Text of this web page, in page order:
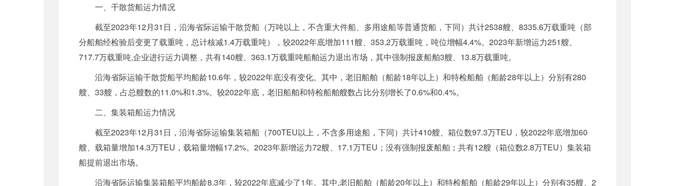
一、干散货船运力情况
截至2023年12月31日，沿海省际运输干散货船（万吨以上，不含重大件船、多用途船等普通货船，下同）共计2538艘、8335.6万载重吨（部
分船舶经检验后变更了载重吨，总计核减1.4万载重吨），较2022年底增加111艘、353.2万载重吨，吨位增幅4.4%。2023年新增运力251艘、
717.7万载重吨,企业进行运力调整，共有140艘、363.1万载重吨船舶运力退出市场，其中强制报废船舶3艘、13.8万载重吨。
沿海省际运输干散货船平均船龄10.6年，较2022年底没有变化。其中，老旧船舶（船龄18年以上）和特检船舶（船龄28年以上）分别有280
艘、33艘，占总艘数的11.0%和1.3%。较2022年底，老旧船舶和特检船舶艘数占比分别增长了0.6%和0.4%。
二、集装箱船运力情况
截至2023年12月31日，沿海省际运输集装箱船（700TEU以上，不含多用途船，下同）共计410艘、箱位数97.3万TEU，较2022年底增加60
艘、载箱量增加14.3万TEU，载箱量增幅17.2%。2023年新增运力72艘、17.1万TEU；没有强制报废船舶；共有12艘（箱位数2.8万TEU）集装箱
船提前退出市场。
沿海省际运输集装箱船平均船龄8.3年，较2022年底减少了1年。其中,老旧船舶（船龄20年以上）和特检船舶（船龄29年以上）分别有35艘、2